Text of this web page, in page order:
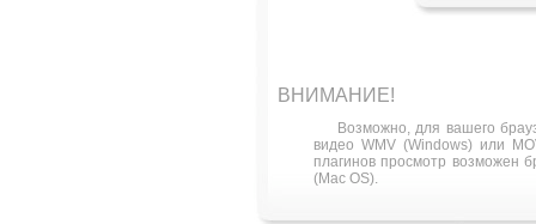
ВНИМАНИЕ!
Возможно, для вашего
видео WMV (Windows) или
плагинов просмотр возможен
(Mac OS).